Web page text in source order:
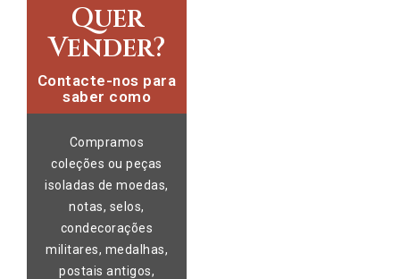
Quer
Vender?
Contacte-nos para
saber como
Compramos
coleções ou peças
isoladas de moedas,
notas, selos,
condecorações
militares, medalhas,
postais antigos,